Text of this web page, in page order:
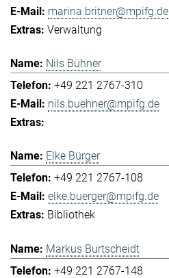
marina.britner@mpifg.de
Verwaltung
Nils Bühner
+49 221 2767-310
nils.buehner@mpifg.de
Elke Bürger
+49 221 2767-108
elke.buerger@mpifg.de
Bibliothek
Markus Burtscheidt
+49 221 2767-148